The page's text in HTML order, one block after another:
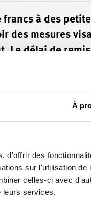
À
d'offrir des
sur l'utilisation de
celles-ci avec
leurs services.
francs à des
des mesures
Le délai de
offrant une
pour le Climat.
la Fondation est
Suisse pour le Climat
de jeunesse
Wikon dans le canton
souhaitant